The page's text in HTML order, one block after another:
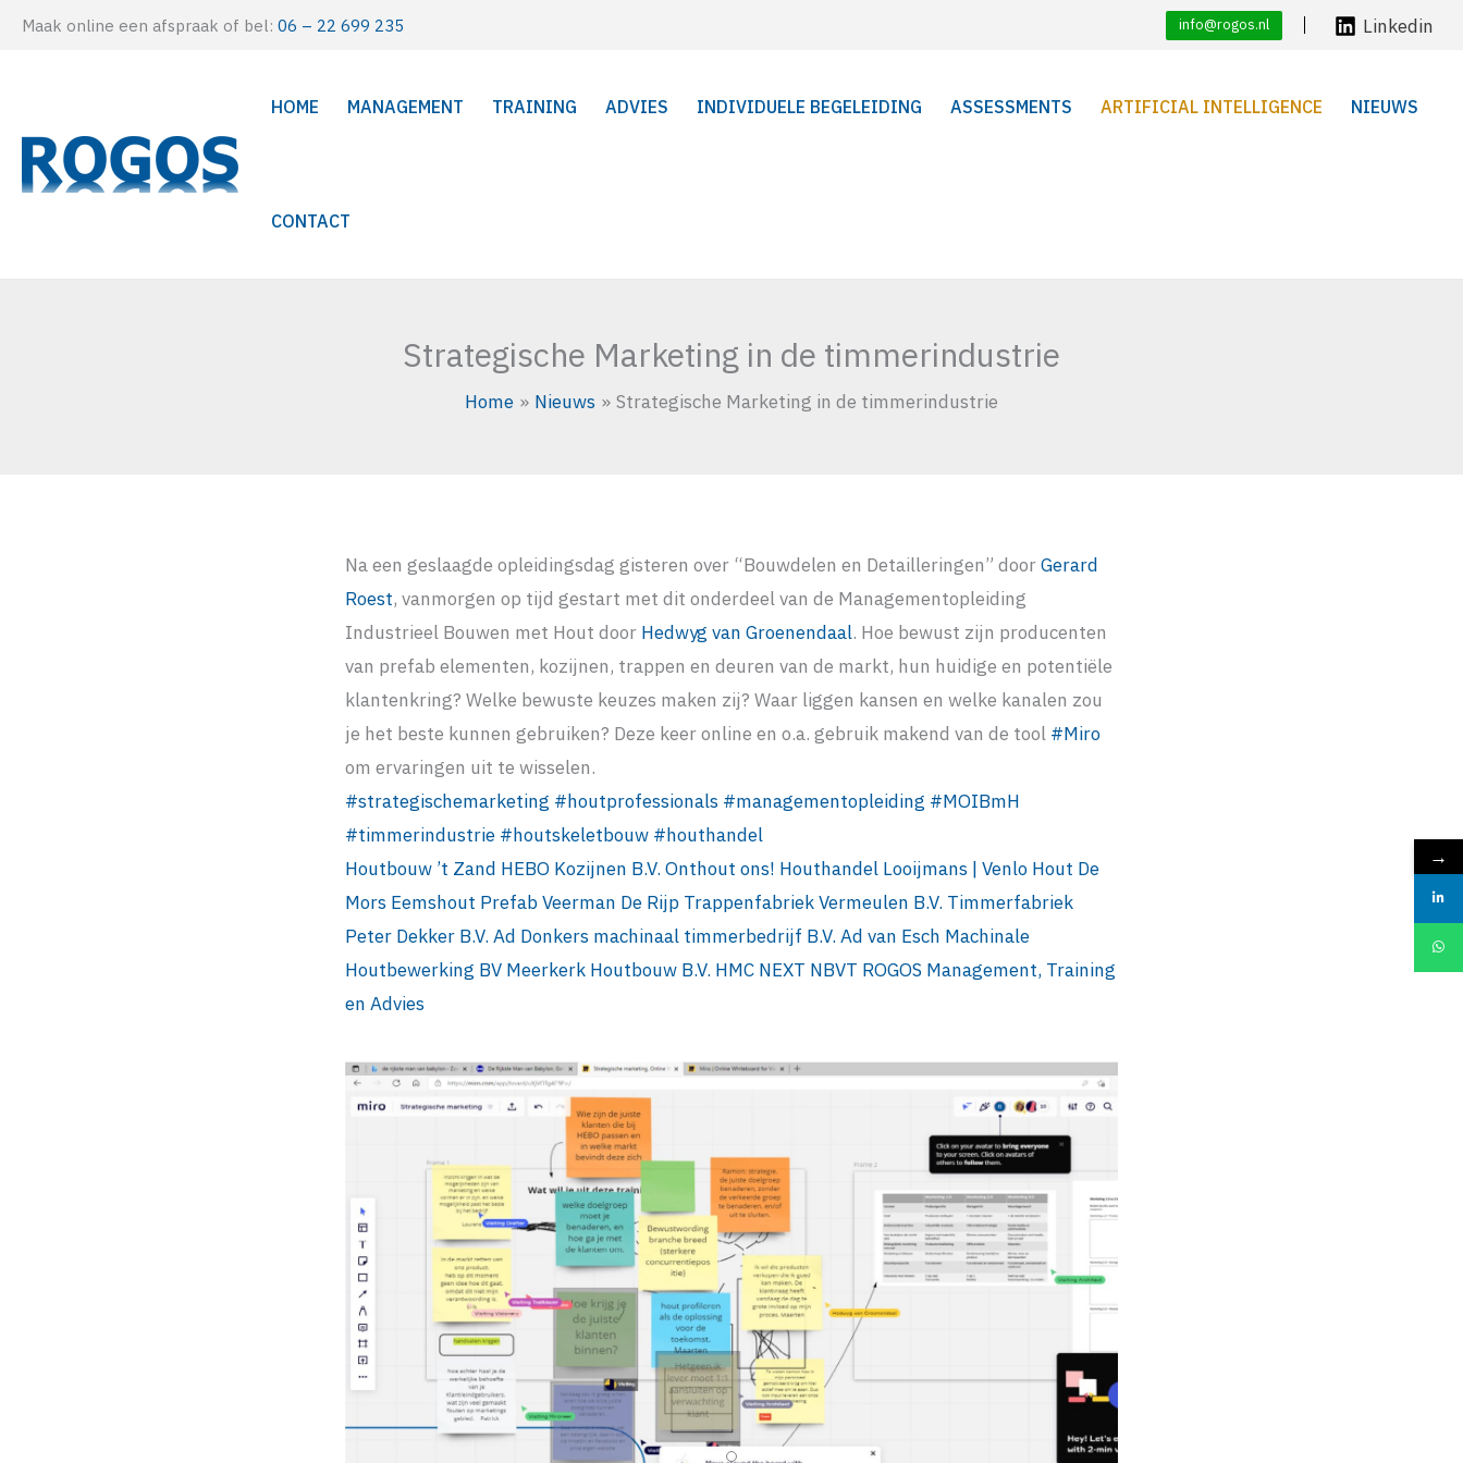
Maak online een afspraak of bel: 06 – 22 699 235 info@rogos.nl Linkedin
HOME MANAGEMENT TRAINING ADVIES INDIVIDUELE BEGELEIDING ASSESSMENTS ARTIFICIAL INTELLIGENCE NIEUWS
CONTACT
Strategische Marketing in de timmerindustrie
Home Nieuws Strategische Marketing in de timmerindustrie
Na een geslaagde opleidingsdag gisteren over “Bouwdelen en Detailleringen” doorGerard
Roest, vanmorgen op tijd gestart met dit onderdeel van de Managementopleiding
Industrieel Bouwen met Hout door Hedwyg van Groenendaal. Hoe bewust zijn producenten
van prefab elementen, kozijnen, trappen en deuren van de markt, hun huidige en potentiële
klantenkring? Welke bewuste keuzes maken zij? Waar liggen kansen en welke kanalen zou
je het beste kunnen gebruiken? Deze keer online en o.a. gebruik makend van de tool #Miro
om ervaringen uit te wisselen.
#strategischemarketing #houtprofessionals #managementopleiding #MOIBmH
#timmerindustrie #houtskeletbouw #houthandel
Houtbouw ’t Zand HEBO Kozijnen B.V. Onthout ons! Houthandel Looijmans | Venlo Hout De
Mors Eemshout PrefabVeerman De Rijp Trappenfabriek Vermeulen B.V. Timmerfabriek
Peter Dekker B.V. Ad Donkers machinaal timmerbedrijf B.V. Ad van Esch Machinale
Houtbewerking BV Meerkerk Houtbouw B.V. HMC NEXT NBVT ROGOS Management, Training
en Advies
→